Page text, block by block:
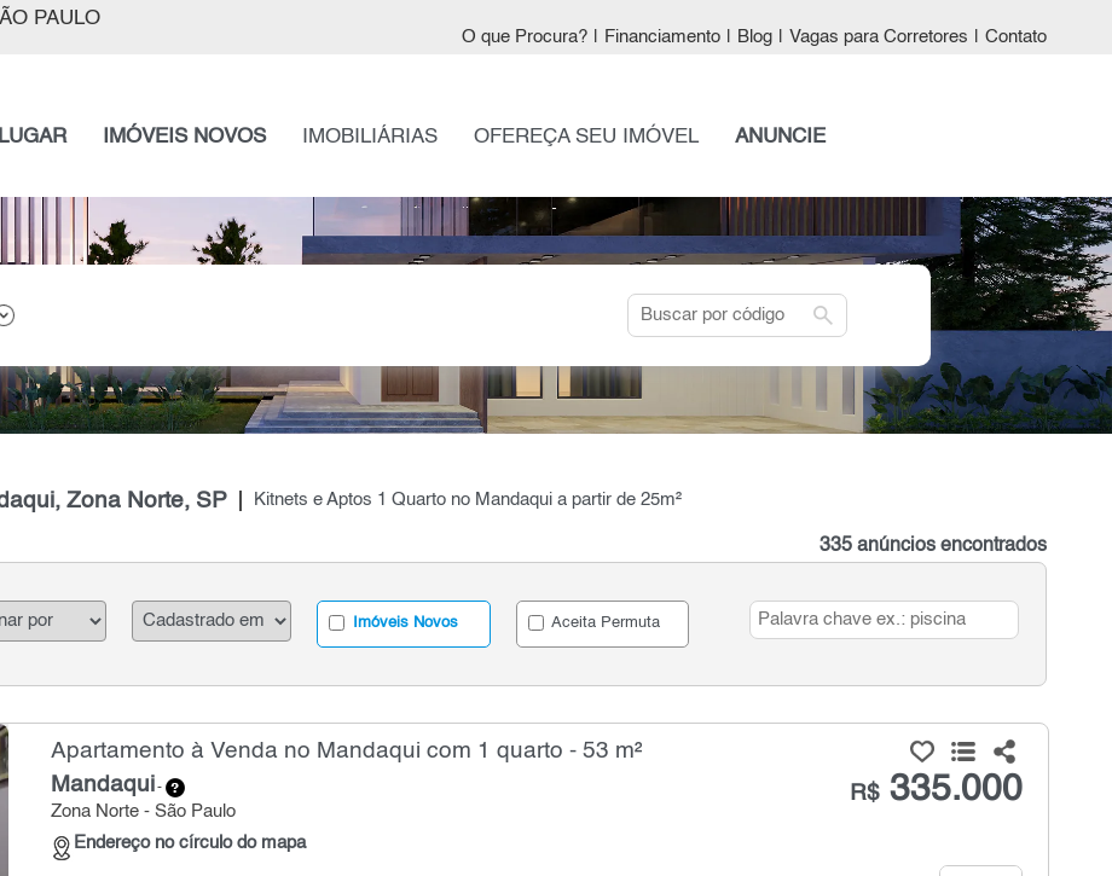
PAULO
O que Procura? Financiamento Blog Vagas para Corretores Contato
IMÓVEIS NOVOS IMOBILIÁRIAS OFEREÇA SEU IMÓVEL ANUNCIE
search
Zona Norte, SP Kitnets e Aptos 1 Quarto no Mandaqui a partir de 25m²
335 anúncios encontrados
Imóveis Novos Aceita Permuta
Apartamento à Venda no Mandaqui com 1 quarto - 53 m²
Mandaqui-
Zona Norte - São Paulo
Endereço no círculo do mapa
R$335.000